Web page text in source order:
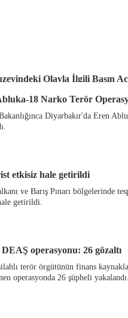
Olayla İlgili Basın
Vilayeti’nin Zaho İlçesi’nde
atılan iftiralara Türk Ocakları
18 Narko Terör
Diyarbakır'da Eren
etkisiz hale getirildi
ve Barış Pınarı bölgelerinde
getirildi.
DEAŞ operasyonu: 26 gözaltı
terör örgütünün finans
operasyonda 26 şüpheli